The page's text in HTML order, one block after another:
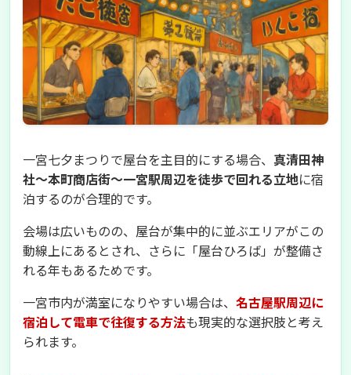
一宮七夕まつりで屋台を主目的にする場合、 真清田神
社〜本町商店街〜一宮駅周辺を徒歩で回れる立地に宿
泊するのが合理的です。
会場は広いものの、屋台が集中的に並ぶエリアがこの
動線上にあるとされ、さらに「屋台ひろば」が整備さ
れる年もあるためです。
一宮市内が満室になりやすい場合は、 名古屋駅周辺に
宿泊して電車で往復する方法も現実的な選択肢と考え
られます。